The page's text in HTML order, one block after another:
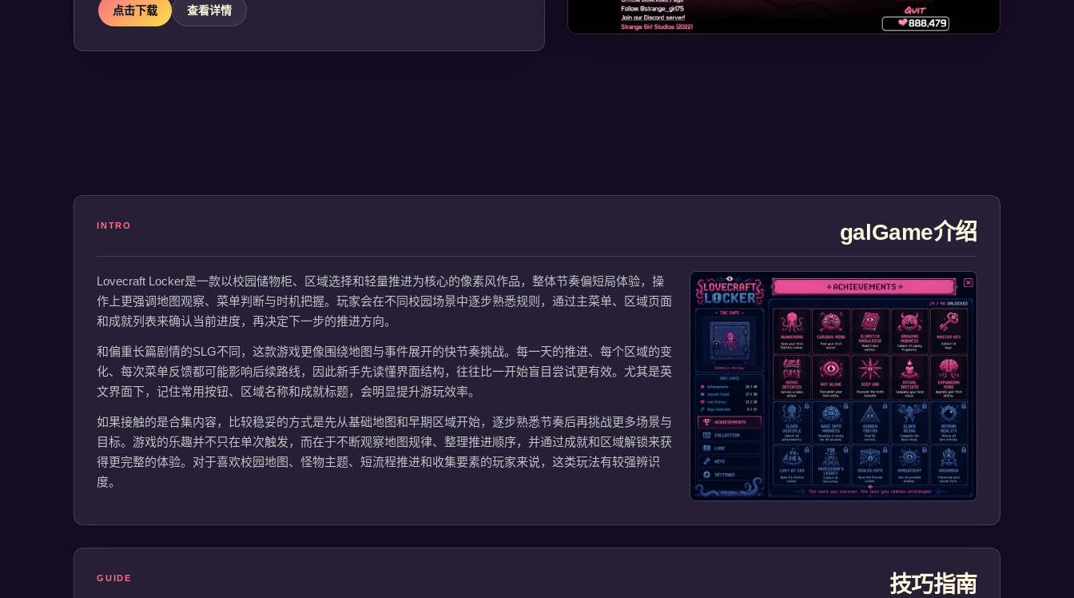
点击下载 查看详情
INTRO galGame介绍
Lovecraft Locker是一款以校园储物柜、区域选择和轻量推进为核心的像素风作品，整体节奏偏短局体验，操
作上更强调地图观察、菜单判断与时机把握。玩家会在不同校园场景中逐步熟悉规则，通过主菜单、区域页面
和成就列表来确认当前进度，再决定下一步的推进方向。
和偏重长篇剧情的SLG不同，这款游戏更像围绕地图与事件展开的快节奏挑战。每一天的推进、每个区域的变
化、每次菜单反馈都可能影响后续路线，因此新手先读懂界面结构，往往比一开始盲目尝试更有效。尤其是英
文界面下，记住常用按钮、区域名称和成就标题，会明显提升游玩效率。
如果接触的是合集内容，比较稳妥的方式是先从基础地图和早期区域开始，逐步熟悉节奏后再挑战更多场景与
目标。游戏的乐趣并不只在单次触发，而在于不断观察地图规律、整理推进顺序，并通过成就和区域解锁来获
得更完整的体验。对于喜欢校园地图、怪物主题、短流程推进和收集要素的玩家来说，这类玩法有较强辨识
度。
GUIDE 技巧指南